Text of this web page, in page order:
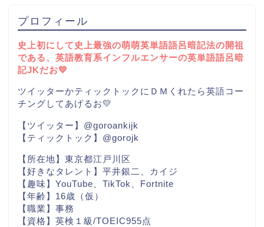
プロフィール
史上初にして史上最強の萌萌英単語語呂暗記法の開祖
である、英語教育系インフルエンサーの英単語語呂暗
記JKだお💛
ツイッターかティックトックにＤＭくれたら英語コー
チングしてあげるお💛
【ツイッター】@goroankijk
【ティックトック】@gorojk
【所在地】東京都江戸川区
【好きなタレント】平井銀二、カイジ
【趣味】YouTube、TikTok、Fortnite
【年齢】16歳（仮）
【職業】事務
【資格】英検１級/TOEIC955点